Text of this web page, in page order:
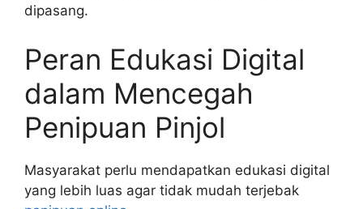
dipasang.
Peran Edukasi Digital
dalam Mencegah
Penipuan Pinjol
Masyarakat perlu mendapatkan edukasi digital
yang lebih luas agar tidak mudah terjebak